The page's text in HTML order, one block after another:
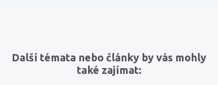
Další témata nebo články by vás mohly
také zajímat: